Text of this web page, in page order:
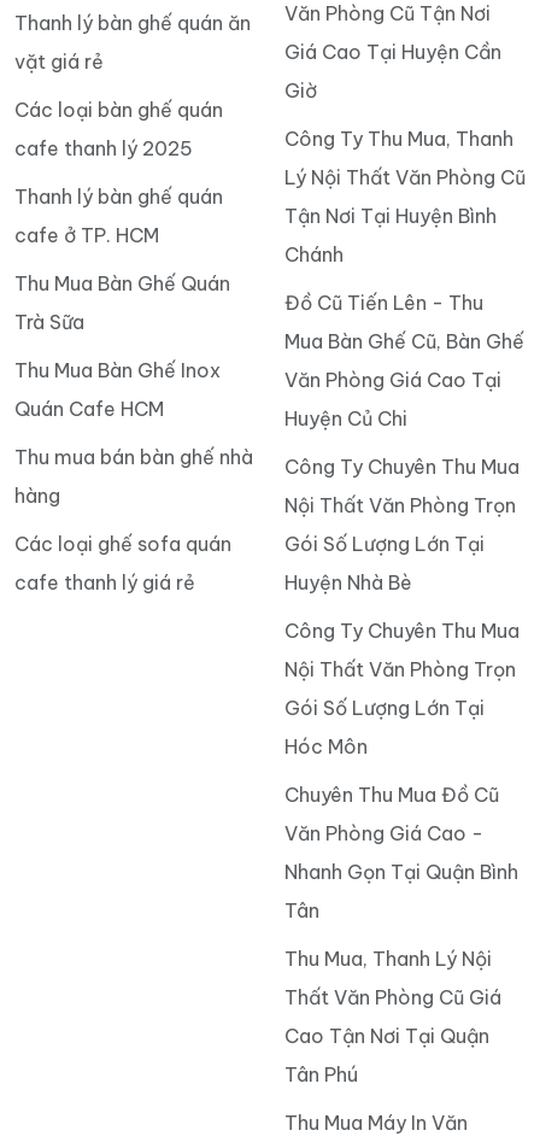
Thanh lý bàn ghế quán ăn
vặt giá rẻ
Các loại bàn ghế quán
cafe thanh lý 2025
Thanh lý bàn ghế quán
cafe ở TP. HCM
Thu Mua Bàn Ghế Quán
Trà Sữa
Thu Mua Bàn Ghế Inox
Quán Cafe HCM
Thu mua bán bàn ghế nhà
hàng
Các loại ghế sofa quán
cafe thanh lý giá rẻ
Văn Phòng Cũ Tận Nơi
Giá Cao Tại Huyện Cần
Giờ
Công Ty Thu Mua, Thanh
Lý Nội Thất Văn Phòng Cũ
Tận Nơi Tại Huyện Bình
Chánh
Đồ Cũ Tiến Lên - Thu
Mua Bàn Ghế Cũ, Bàn Ghế
Văn Phòng Giá Cao Tại
Huyện Củ Chi
Công Ty Chuyên Thu Mua
Nội Thất Văn Phòng Trọn
Gói Số Lượng Lớn Tại
Huyện Nhà Bè
Công Ty Chuyên Thu Mua
Nội Thất Văn Phòng Trọn
Gói Số Lượng Lớn Tại
Hóc Môn
Chuyên Thu Mua Đồ Cũ
Văn Phòng Giá Cao -
Nhanh Gọn Tại Quận Bình
Tân
Thu Mua, Thanh Lý Nội
Thất Văn Phòng Cũ Giá
Cao Tận Nơi Tại Quận
Tân Phú
Thu Mua Máy In Văn